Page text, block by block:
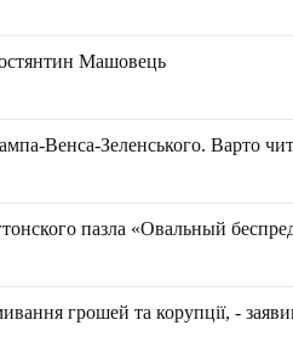
Машовець
Венса-Зеленського. Варто
пазла «Овальный
грошей та корупції, -